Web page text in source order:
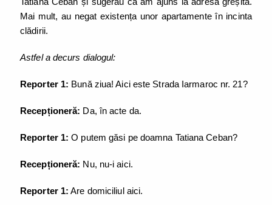
Mai mult, au negat existența unor apartamente în incinta
clădirii.
Astfel a decurs dialogul:
Reporter 1: Bună ziua! Aici este Strada Iarmaroc nr. 21?
Recepționeră: Da, în acte da.
Reporter 1: O putem găsi pe doamna Tatiana Ceban?
Recepționeră: Nu, nu-i aici.
Reporter 1: Are domiciliul aici.